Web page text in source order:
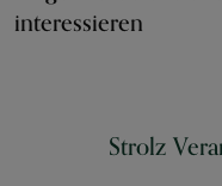
interessieren
Strolz